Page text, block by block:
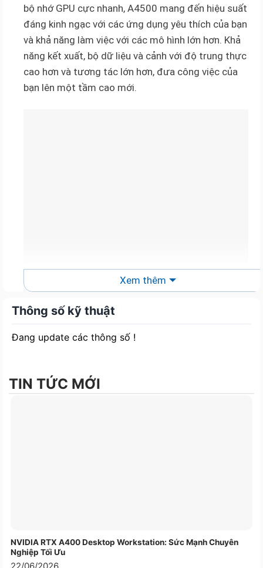
bộ nhớ GPU cực nhanh, A4500 mang đến hiệu suất
đáng kinh ngạc với các ứng dụng yêu thích của bạn
và khả năng làm việc với các mô hình lớn hơn. Khả
năng kết xuất, bộ dữ liệu và cảnh với độ trung thực
cao hơn và tương tác lớn hơn, đưa công việc của
bạn lên một tầm cao mới.
tiên tiến, kiến ​​trúc NVIDIA Ampere cho phép các
nghệ sĩ, nhà thiết kế, kỹ sư và nhà khoa học sáng
Xem thêm
Thông số kỹ thuật
Đang update các thông số !
TIN TỨC MỚI
NVIDIA RTX A400 Desktop Workstation: Sức Mạnh Chuyên
Nghiệp Tối Ưu